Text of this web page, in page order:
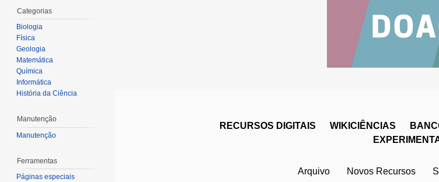
Categorias
Biologia
Física
Geologia
Matemática
Química
Informática
História da Ciência
Manutenção
Manutenção
Ferramentas
Páginas especiais
RECURSOS DIGITAIS WIKICIÊNCIAS
Arquivo Novos Recursos